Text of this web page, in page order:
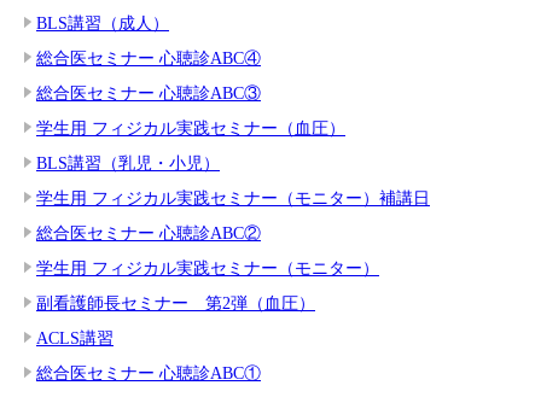
BLS講習（成人）
総合医セミナー 心聴診ABC④
総合医セミナー 心聴診ABC③
学生用 フィジカル実践セミナー（血圧）
BLS講習（乳児・小児）
学生用 フィジカル実践セミナー（モニター）補講日
総合医セミナー 心聴診ABC②
学生用 フィジカル実践セミナー（モニター）
副看護師長セミナー 第2弾（血圧）
ACLS講習
総合医セミナー 心聴診ABC①